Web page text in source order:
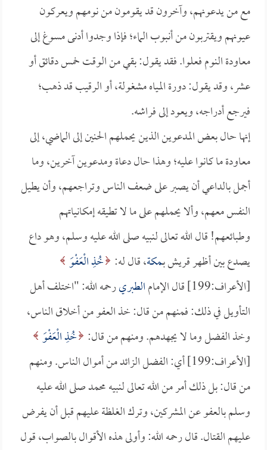
مع من يدعونهم، وآخرون قد يقومون من نومهم ويعركون
عيونهم ويقتربون من أنبوب الماء؛ فإذا وجدوا أدنى مسوغ إلى
معاودة النوم فعلوا. فقد يقول: بقي من الوقت خمس دقائق أو
عشر، وقد يقول: دورة المياه مشغولة، أو الرقيب قد ذهب؛
فيرجع أدراجه، ويعود إلى فراشه.
إنها حال بعض المدعوين الذين يحملهم الحنين إلى الماضي، إلى
معاودة ما كانوا عليه؛ وهذا حال دعاة ومدعوين آخرين، وما
أجمل بالداعي أن يصبر على ضعف الناس وتراجعهم، وأن يطيل
النفس معهم، وألا يحملهم على ما لا تطيقه إمكانياتهم
وطبائعهم! قال الله تعالى لنبيه صلى الله عليه وسلم، وهو داع
يصدع بين أظهر قريش بـمكة، قال له: خُذِ الْعَفْوَ
[الأعراف:199] قال الإمام
الطبريرحمه الله: "اختلف أهل
التأويل في ذلك: فمنهم من قال: خذ العفو من أخلاق الناس،
وخذ الفضل وما لا يجهدهم. ومنهم من قال: خُذِ الْعَفْوَ
[الأعراف:199] أي: الفضل الزائد من أموال الناس. ومنهم
من قال: بل ذلك أمر من الله تعالى لنبيه محمد صلى الله عليه
وسلم بالعفو عن المشركين، وترك الغلظة عليهم قبل أن يفرض
عليهم القتال. قال رحمه الله: وأولى هذه الأقوال بالصواب، قول